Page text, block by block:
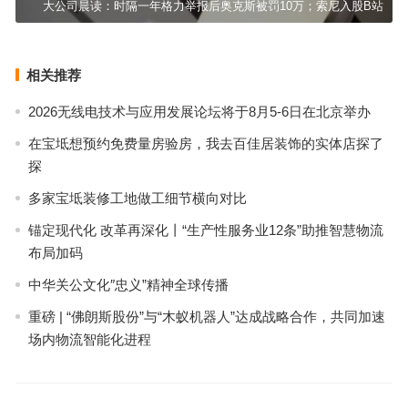
大公司晨读：时隔一年格力举报后奥克斯被罚10万；索尼入股B站
相关推荐
2026无线电技术与应用发展论坛将于8月5-6日在北京举办
在宝坻想预约免费量房验房，我去百佳居装饰的实体店探了
探
多家宝坻装修工地做工细节横向对比
锚定现代化 改革再深化丨“生产性服务业12条”助推智慧物流
布局加码
中华关公文化″忠义”精神全球传播
重磅 | “佛朗斯股份”与“木蚁机器人”达成战略合作，共同加速
场内物流智能化进程